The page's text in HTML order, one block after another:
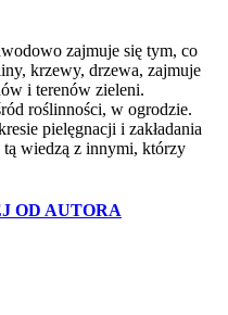
zajmuje się tym, co
krzewy, drzewa, zajmuje
i terenów zieleni.
roślinności, w ogrodzie.
pielęgnacji i zakładania
tą wiedzą z innymi, którzy
OD AUTORA